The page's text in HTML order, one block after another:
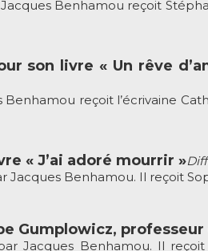
Benhamou reçoit
son livre « Un rêve
Benhamou reçoit l’écrivaine
« J’ai adoré mourrir »
Jacques Benhamou. Il reçoit
Gumplowicz,
Jacques Benhamou. Il